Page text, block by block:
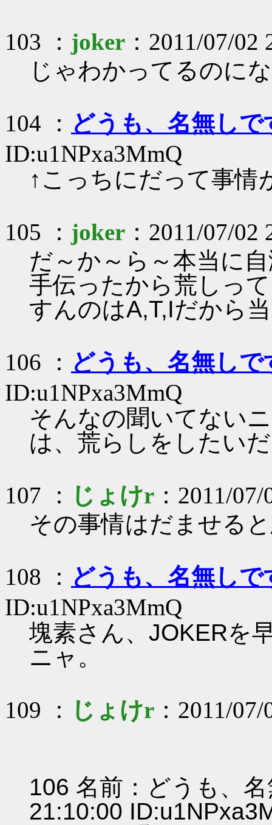
103 ： joker ：2011/07/
じゃわかってるのに
104 ： どうも、名無しで
ID:u1NPxa3MmQ
↑こっちにだって事情
105 ： joker ：2011/07/
だ～か～ら～本当に
手伝ったから荒しっ
すんのはA,T,Iだから
106 ： どうも、名無しで
ID:u1NPxa3MmQ
そんなの聞いてない
は、荒らしをしたい
107 ： じょけr ：2011/
その事情はだませる
108 ： どうも、名無しで
ID:u1NPxa3MmQ
塊素さん、JOKERを
ニャ。
109 ： じょけr ：2011/
106 名前：どうも、
21:10:00